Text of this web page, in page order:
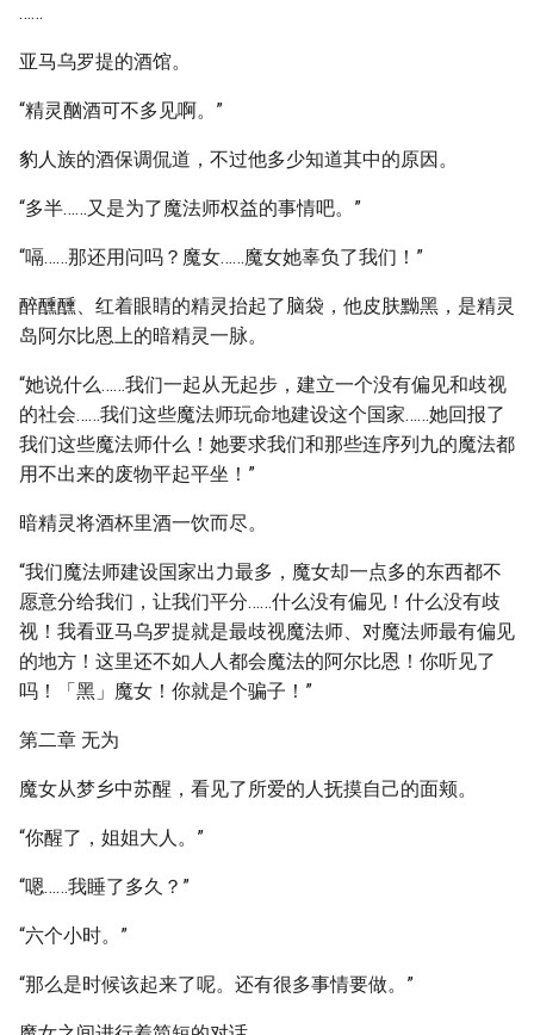
……
亚马乌罗提的酒馆。
“精灵酗酒可不多见啊。”
豹人族的酒保调侃道，不过他多少知道其中的原因。
“多半……又是为了魔法师权益的事情吧。”
“嗝……那还用问吗？魔女……魔女她辜负了我们！”
醉醺醺、红着眼睛的精灵抬起了脑袋，他皮肤黝黑，是精灵
岛阿尔比恩上的暗精灵一脉。
“她说什么……我们一起从无起步，建立一个没有偏见和歧视
的社会……我们这些魔法师玩命地建设这个国家……她回报了
我们这些魔法师什么！她要求我们和那些连序列九的魔法都
用不出来的废物平起平坐！”
暗精灵将酒杯里酒一饮而尽。
“我们魔法师建设国家出力最多，魔女却一点多的东西都不
愿意分给我们，让我们平分……什么没有偏见！什么没有歧
视！我看亚马乌罗提就是最歧视魔法师、对魔法师最有偏见
的地方！这里还不如人人都会魔法的阿尔比恩！你听见了
吗！「黑」魔女！你就是个骗子！”
第二章 无为
魔女从梦乡中苏醒，看见了所爱的人抚摸自己的面颊。
“你醒了，姐姐大人。”
“嗯……我睡了多久？”
“六个小时。”
“那么是时候该起来了呢。还有很多事情要做。”